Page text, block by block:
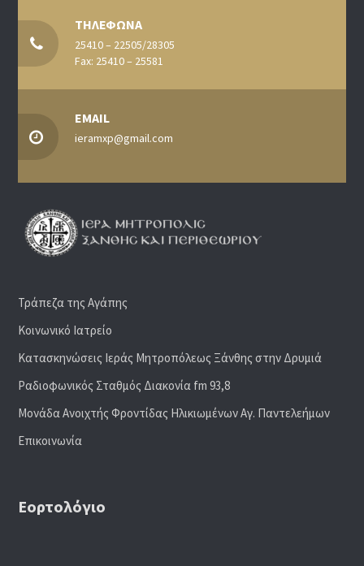
ΤΗΛΕΦΩΝΑ
25410 – 22505/28305
Fax: 25410 – 25581
EMAIL
ieramxp@gmail.com
Τράπεζα της Αγάπης
Κοινωνικό Ιατρείο
Κατασκηνώσεις Ιεράς Μητροπόλεως Ξάνθης στην Δρυμιά
Ραδιoφωνικός Σταθμός Διακονία fm 93,8
Μονάδα Ανοιχτής Φροντίδας Ηλικιωμένων Αγ. Παντελεήμων
Επικοινωνία
Εορτολόγιο